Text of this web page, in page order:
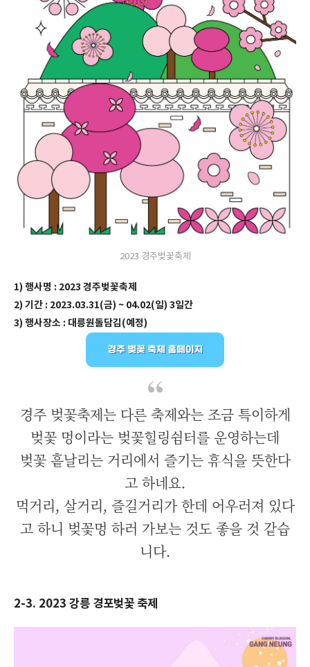
2023 경주벚꽃축제
1) 행사명 : 2023 경주벚꽃축제
2) 기간 : 2023.03.31(금) ~ 04.02(일) 3일간
3) 행사장소 : 대릉원돌담김(예정)
경주 벚꽃축제는 다른 축제와는 조금 특이하게
벚꽃 멍이라는 벚꽃힐링쉼터를 운영하는데
벚꽃 흩날리는 거리에서 즐기는 휴식을 뜻한다
고 하네요.
먹거리, 살거리, 즐길거리가 한데 어우러져 있다
고 하니 벚꽃멍 하러 가보는 것도 좋을 것 같습
니다.
2-3. 2023 강릉 경포벚꽃 축제